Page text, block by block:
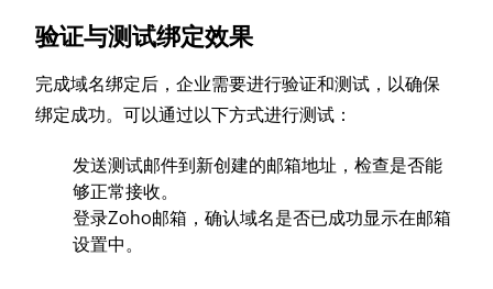
验证与测试绑定效果
完成域名绑定后，企业需要进行验证和测试，以确保
绑定成功。可以通过以下方式进行测试：
发送测试邮件到新创建的邮箱地址，检查是否能
够正常接收。
登录Zoho邮箱，确认域名是否已成功显示在邮箱
设置中。